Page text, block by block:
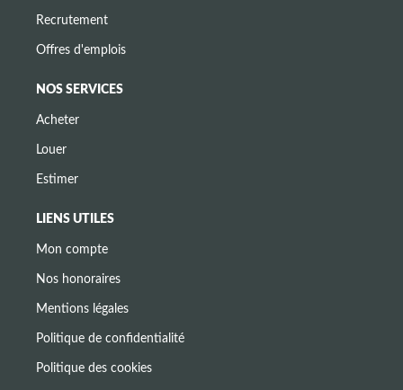
Recrutement
Offres d'emplois
NOS SERVICES
Acheter
Louer
Estimer
LIENS UTILES
Mon compte
Nos honoraires
Mentions légales
Politique de confidentialité
Politique des cookies